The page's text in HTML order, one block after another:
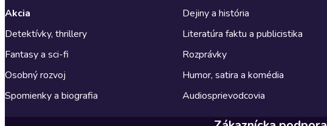
Akcia
Detektívky, thrillery
Fantasy a sci-fi
Osobný rozvoj
Spomienky a biografia
Dejiny a história
Literatúra faktu a publicistika
Rozprávky
Humor, satira a komédia
Audiosprievodcovia